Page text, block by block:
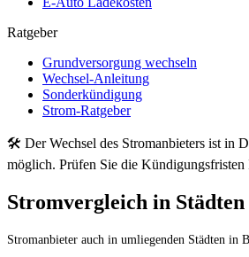
Ratgeber
Grundversorgung wechseln
Wechsel-Anleitung
Sonderkündigung
Strom-Ratgeber
🛠 Der Wechsel des Stromanbieters ist in
möglich. Prüfen Sie die Kündigungsfristen
Stromvergleich in
Stromanbieter auch in umliegenden Städten in